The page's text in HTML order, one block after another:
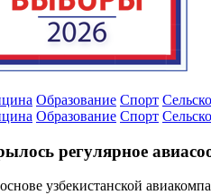
Образование Спорт
Образование Спорт
регулярное
узбекистанской